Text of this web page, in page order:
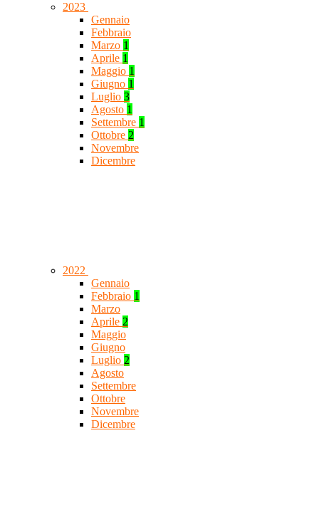
2023
Gennaio
Febbraio
Marzo 1
Aprile 1
Maggio 1
Giugno 1
Luglio 3
Agosto 1
Settembre 1
Ottobre 2
Novembre
Dicembre
2022
Gennaio
Febbraio 1
Marzo
Aprile 2
Maggio
Giugno
Luglio 2
Agosto
Settembre
Ottobre
Novembre
Dicembre